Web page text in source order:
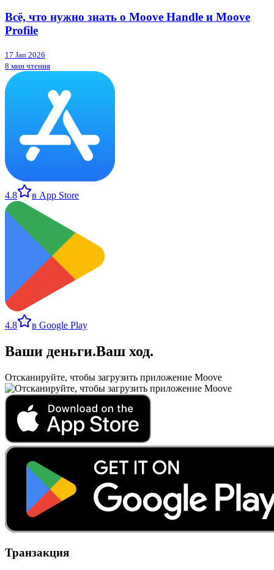
Всё, что нужно знать о Moove Handle и Moove
Profile
17 Jan 2026
8 мин чтения
4.8 в App Store
4.8 в Google Play
Ваши деньги.Ваш ход.
Отсканируйте, чтобы загрузить приложение Moove
Транзакция